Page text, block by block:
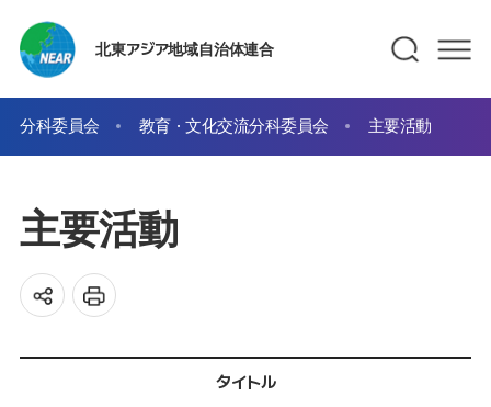
北東アジア地域自治体連合
分科委員会 教育・文化交流分科委員会 主要活動
主要活動
タイトル